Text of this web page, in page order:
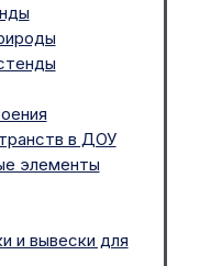
в ДОУ
элементы
и вывески для